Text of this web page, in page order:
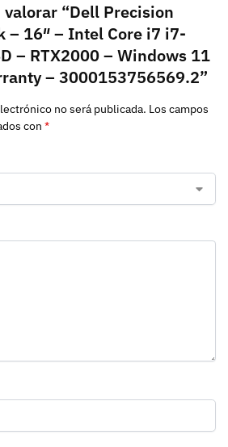
“Dell Precision
– 16″ – Intel Core i7 i7-
– RTX2000 – Windows 11
– 3000153756569.2”
no será publicada. Los campos
con *